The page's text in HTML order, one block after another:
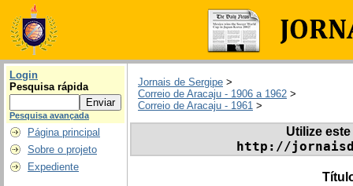
Login
Pesquisa rápida
Pesquisa avançada
Página principal
Sobre o projeto
Expediente
Jornais de Sergipe >
Correio de Aracaju - 1906 a 1962 >
Correio de Aracaju - 1961 >
Utilize
http://